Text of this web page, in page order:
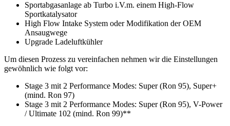
Sportabgasanlage ab Turbo i.V.m. einem High-Flow
Sportkatalysator
High Flow Intake System oder Modifikation der OEM
Ansaugwege
Upgrade Ladeluftkühler
Um diesen Prozess zu vereinfachen nehmen wir die Einstellungen
gewöhnlich wie folgt vor:
Stage 3 mit 2 Performance Modes: Super (Ron 95), Super+
(mind. Ron 97)
Stage 3 mit 2 Performance Modes: Super (Ron 95), V-Power
/ Ultimate 102 (mind. Ron 99)**